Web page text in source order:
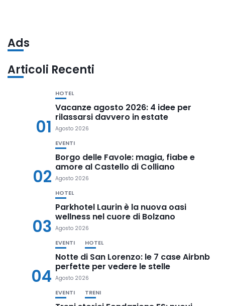
Ads
Articoli Recenti
01
HOTEL
Vacanze agosto 2026: 4 idee per
rilassarsi davvero in estate
Agosto 2026
02
EVENTI
Borgo delle Favole: magia, fiabe e
amore al Castello di Colliano
Agosto 2026
03
HOTEL
Parkhotel Laurin è la nuova oasi
wellness nel cuore di Bolzano
Agosto 2026
04
EVENTI HOTEL
Notte di San Lorenzo: le 7 case Airbnb
perfette per vedere le stelle
Agosto 2026
EVENTI TRENI